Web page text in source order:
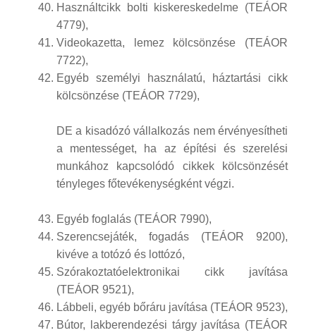
Használtcikk bolti kiskereskedelme (TEÁOR
4779),
Videokazetta, lemez kölcsönzése (TEÁOR
7722),
Egyéb személyi használatú, háztartási cikk
kölcsönzése (TEÁOR 7729),
DE a kisadózó vállalkozás nem érvényesítheti
a mentességet, ha az építési és szerelési
munkához kapcsolódó cikkek kölcsönzését
tényleges főtevékenységként végzi.
Egyéb foglalás (TEÁOR 7990),
Szerencsejáték, fogadás (TEÁOR 9200),
kivéve a totózó és lottózó,
Szórakoztatóelektronikai cikk javítása
(TEÁOR 9521),
Lábbeli, egyéb bőráru javítása (TEÁOR 9523),
Bútor, lakberendezési tárgy javítása (TEÁOR